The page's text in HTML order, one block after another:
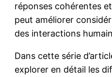
réponses cohérentes
peut améliorer
des interactions
Dans cette série
explorer en détail les